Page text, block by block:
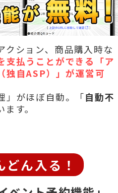
クション、商品購入時な
支払うことができる「ア
独自ASP）」が運営可
」がほぼ自動。「自動不
す。
ん入る！